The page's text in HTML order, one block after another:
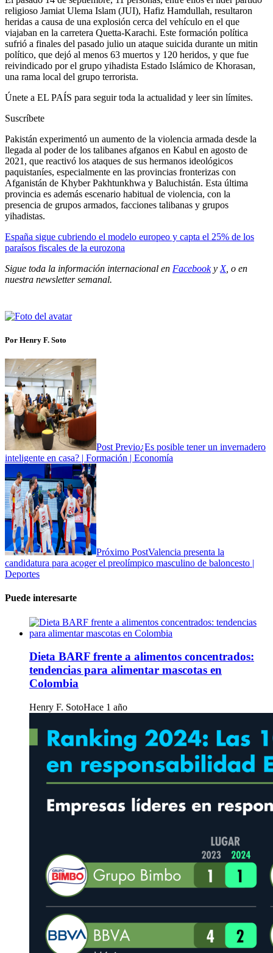
religioso Jamiat Ulema Islam (JUI), Hafiz Hamdullah, resultaron
heridas a causa de una explosión cerca del vehículo en el que
viajaban en la carretera Quetta-Karachi. Este formación política
sufrió a finales del pasado julio un ataque suicida durante un mitin
político, que dejó al menos 63 muertos y 120 heridos, y que fue
reivindicado por el grupo yihadista Estado Islámico de Khorasan,
una rama local del grupo terrorista.
Únete a EL PAÍS para seguir toda la actualidad y leer sin límites.
Suscríbete
Pakistán experimentó un aumento de la violencia armada desde la
llegada al poder de los talibanes afganos en Kabul en agosto de
2021, que reactivó los ataques de sus hermanos ideológicos
paquistaníes, especialmente en las provincias fronterizas con
Afganistán de Khyber Pakhtunkhwa y Baluchistán. Esta última
provincia es además escenario habitual de violencia, con la
presencia de grupos armados, facciones talibanas y grupos
yihadistas.
España sigue cubriendo el modelo europeo y capta el 25% de los
paraísos fiscales de la eurozona
Sigue toda la información internacional en Facebooky X, o en
nuestra newsletter semanal.
Por Henry F. Soto
Post Previo¿Es posible tener un invernadero
inteligente en casa? | Formación | Economía
Próximo PostValencia presenta la
candidatura para acoger el preolímpico masculino de baloncesto |
Deportes
Puede interesarte
Dieta BARF frente a alimentos concentrados:
tendencias para alimentar mascotas en
Colombia
Henry F. SotoHace 1 año